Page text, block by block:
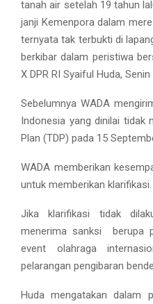
tanah air setelah 19 tahun
janji Kemenpora dalam
ternyata tak terbukti di
berkibar dalam peristiwa
X DPR RI Syaiful Huda,
Sebelumnya WADA
Indonesia yang dinilai tidak
Plan (TDP) pada 15
WADA memberikan
untuk memberikan klarifikasi.
Jika klarifikasi tidak
menerima sanksi berupa
event olahraga
pelarangan pengibaran
Huda mengatakan dalam